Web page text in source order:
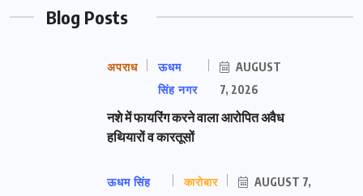
Blog Posts
अपराध
ऊधम
सिंह नगर
AUGUST
7, 2026
नशे में फायरिंग करने वाला आरोपित अवैध
हथियारों व कारतूसों
ऊधम सिंह कारोबार AUGUST 7,